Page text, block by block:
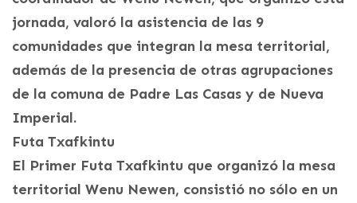
jornada, valoró la asistencia de las 9
comunidades que integran la mesa territorial,
además de la presencia de otras agrupaciones
de la comuna de Padre Las Casas y de Nueva
Imperial.
Futa Txafkintu
El Primer Futa Txafkintu que organizó la mesa
territorial Wenu Newen, consistió no sólo en un